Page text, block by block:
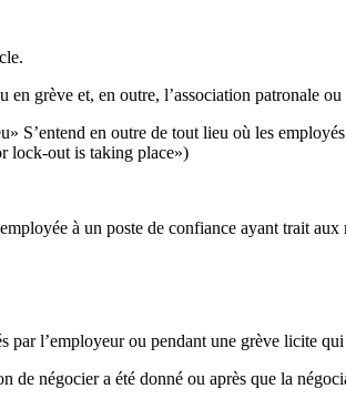
grève et, en outre, l’association patronale
S’entend en outre de tout lieu où les
lock-out is taking place»)
à un poste de confiance ayant trait aux
l’employeur ou pendant une grève licite
négocier a été donné ou après que la